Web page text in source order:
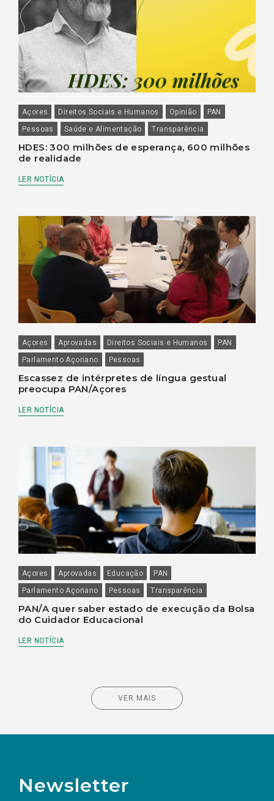
Açores Direitos Sociais e Humanos Opinião
PAN
Pessoas
Saúde e Alimentação Transparência
HDES: 300 milhões de esperança, 600 milhões
de realidade
LER NOTÍCIA
Açores Aprovadas Direitos Sociais e Humanos
PAN
Parlamento Açoriano
Pessoas
Escassez de intérpretes de língua gestual
preocupa PAN/Açores
LER NOTÍCIA
Açores Aprovadas Educação
PAN
Parlamento Açoriano
Pessoas Transparência
PAN/A quer saber estado de execução da Bolsa
do Cuidador Educacional
LER NOTÍCIA
VER MAIS
Newsletter